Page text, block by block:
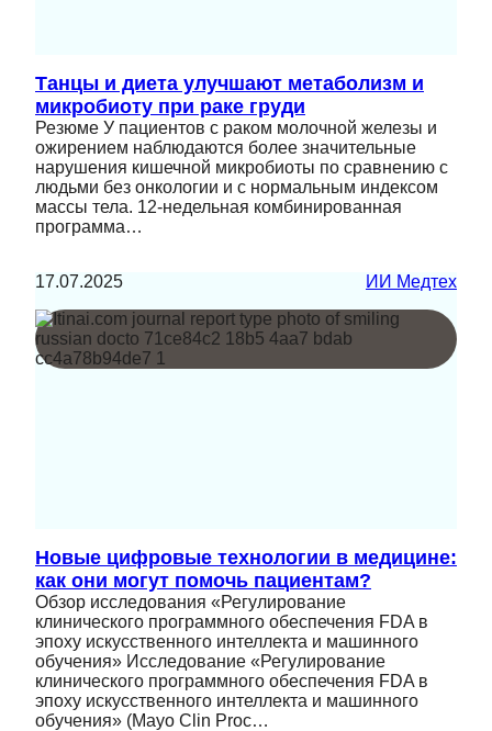
Танцы и диета улучшают метаболизм и
микробиоту при раке груди
Резюме У пациентов с раком молочной железы и
ожирением наблюдаются более значительные
нарушения кишечной микробиоты по сравнению с
людьми без онкологии и с нормальным индексом
массы тела. 12‑недельная комбинированная
программа…
17.07.2025 ИИ Медтех
Новые цифровые технологии в медицине:
как они могут помочь пациентам?
Обзор исследования «Регулирование
клинического программного обеспечения FDA в
эпоху искусственного интеллекта и машинного
обучения» Исследование «Регулирование
клинического программного обеспечения FDA в
эпоху искусственного интеллекта и машинного
обучения» (Mayo Clin Proc…